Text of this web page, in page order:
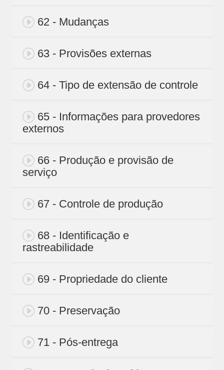
62 - Mudanças
63 - Provisões externas
64 - Tipo de extensão de controle
65 - Informações para provedores
externos
66 - Produção e provisão de
serviço
67 - Controle de produção
68 - Identificação e
rastreabilidade
69 - Propriedade do cliente
70 - Preservação
71 - Pós-entrega